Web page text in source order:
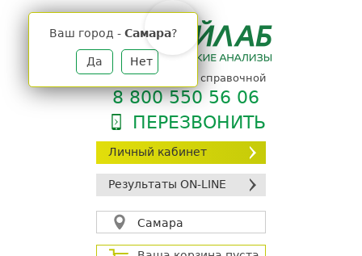
Личный кабинет
Результаты ON-LINE
Самара
Ваш город - Самара?
Да Нет
телефон единой справочной
8 800 550 56 06
ПЕРЕЗВОНИТЬ